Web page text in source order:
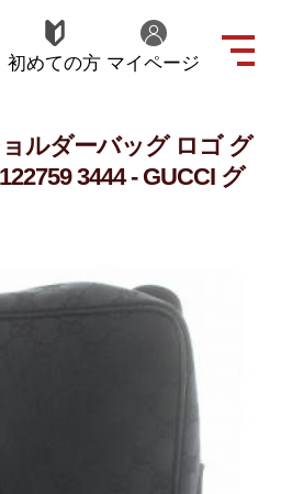
初めての方 マイページ
ルダーバッグ ロゴ グ
3444 - GUCCI グ